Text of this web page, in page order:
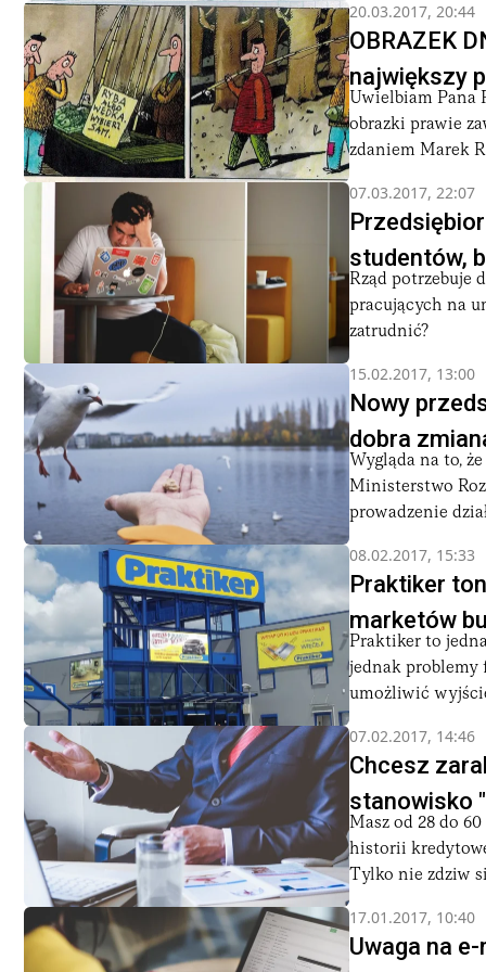
20.03.2017, 20:44
OBRAZEK
największy
Uwielbiam Pana
obrazki prawie
zdaniem Marek
07.03.2017, 22:07
studentów,
Rząd potrzebuje
pracujących na
zatrudnić?
15.02.2017, 13:00
Nowy
dobra
Wygląda na to,
Ministerstwo
prowadzenie
08.02.2017, 15:33
Praktiker
marketów
Praktiker to
jednak problemy
umożliwić
07.02.2017, 14:46
Chcesz
stanowisko
Masz od 28 do
historii
Tylko nie zdziw
17.01.2017, 10:40
Uwaga na